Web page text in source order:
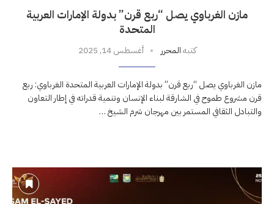
مازن الغرباوي يصل “ربع قرن” بدولة الإمارات العربية
المتحدة
كتبهالمحرر أغسطس 14, 2025
مازن الغرباوي يصل “ربع قرن” بدولة الإمارات العربية المتحدة الغرباوي: ربع
قرن مشروع طموح في الشارقة لبناء الإنسان وتنمية قدراته في إطار التعاون
والتبادل الثقافي المستمر بين مهرجان شرم الشيخ …